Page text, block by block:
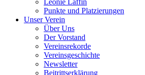
Leonie Laffin
Punkte und Platzierungen
Unser Verein
Über Uns
Der Vorstand
Vereinsrekorde
Vereinsgeschichte
Newsletter
Beitrittserklärung